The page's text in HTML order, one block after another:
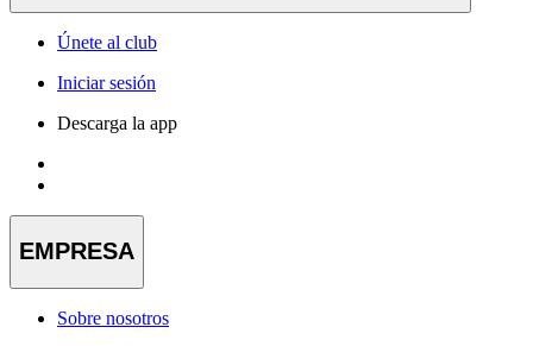
Únete al club
Iniciar sesión
Descarga la app
EMPRESA
Sobre nosotros